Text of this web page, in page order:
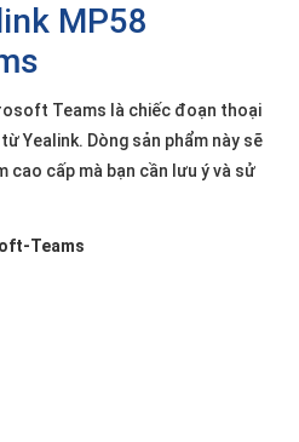
MP58
Teams là chiếc đoạn thoại
Yealink. Dòng sản phẩm này sẽ
cao cấp mà bạn cần lưu ý và sử
Teams